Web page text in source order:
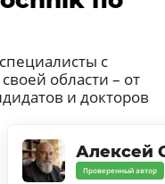
с
области – от
и докторов
Алексей
Проверенный автор